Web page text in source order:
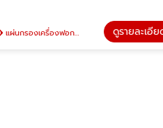
อกอากาศ ดูรายละเอียด